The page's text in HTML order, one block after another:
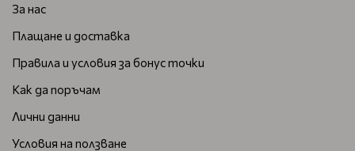
За нас
Плащане и доставка
Правила и условия за бонус точки
Как да поръчам
Лични данни
Условия на ползване